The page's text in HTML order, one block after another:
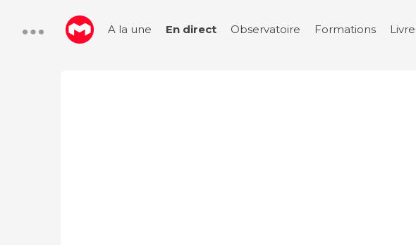
A la une En direct Observatoire Formations